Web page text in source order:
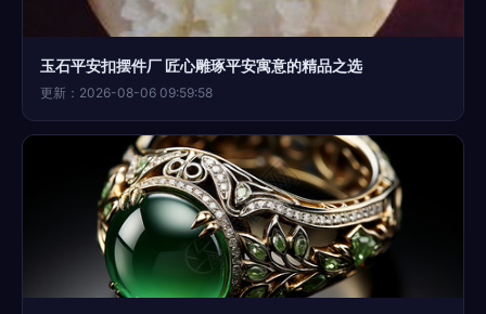
玉石平安扣摆件厂 匠心雕琢平安寓意的精品之选
更新：2026-08-06 09:59:58